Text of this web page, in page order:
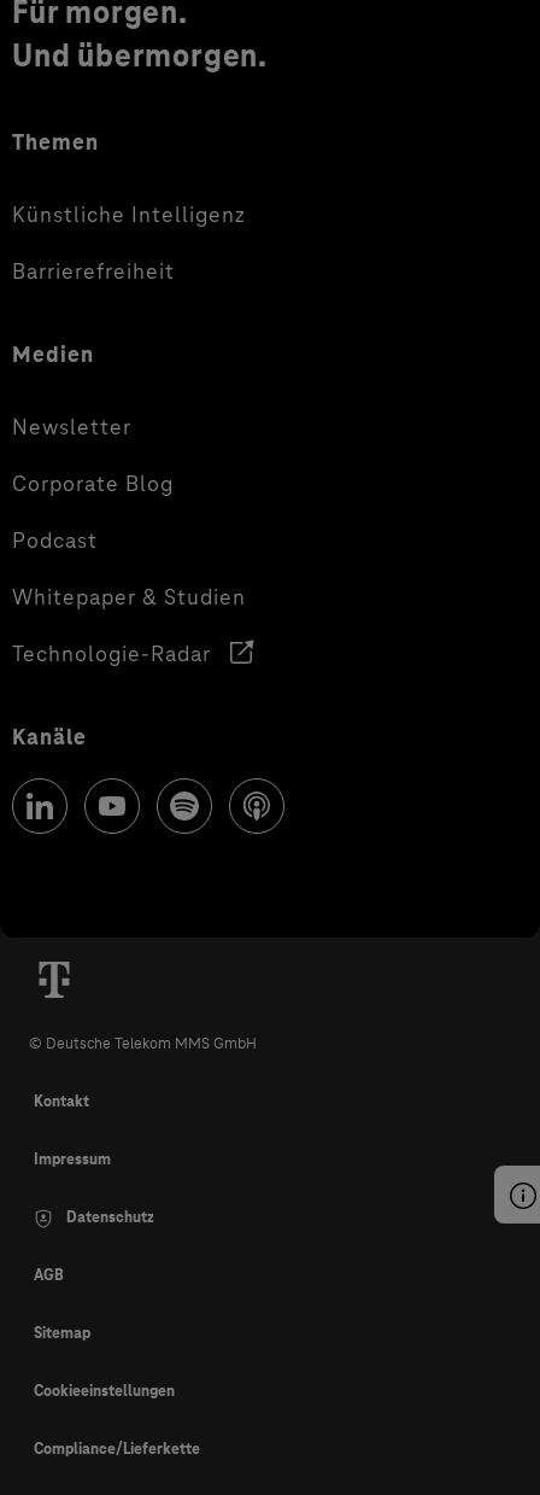
Für morgen.
Und übermorgen.
Themen
Künstliche Intelligenz
Barrierefreiheit
Medien
Newsletter
Corporate Blog
Podcast
Whitepaper & Studien
Technologie-Radar
Kanäle
© Deutsche Telekom MMS GmbH
Kontakt
Impressum
Datenschutz
AGB
Sitemap
Cookieeinstellungen
Compliance/Lieferkette